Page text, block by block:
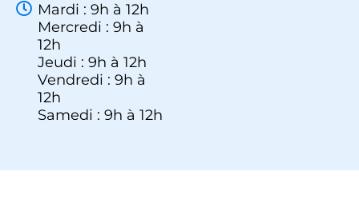
Mardi : 9h à 12h
Mercredi : 9h à
12h
Jeudi : 9h à 12h
Vendredi : 9h à
12h
Samedi : 9h à 12h